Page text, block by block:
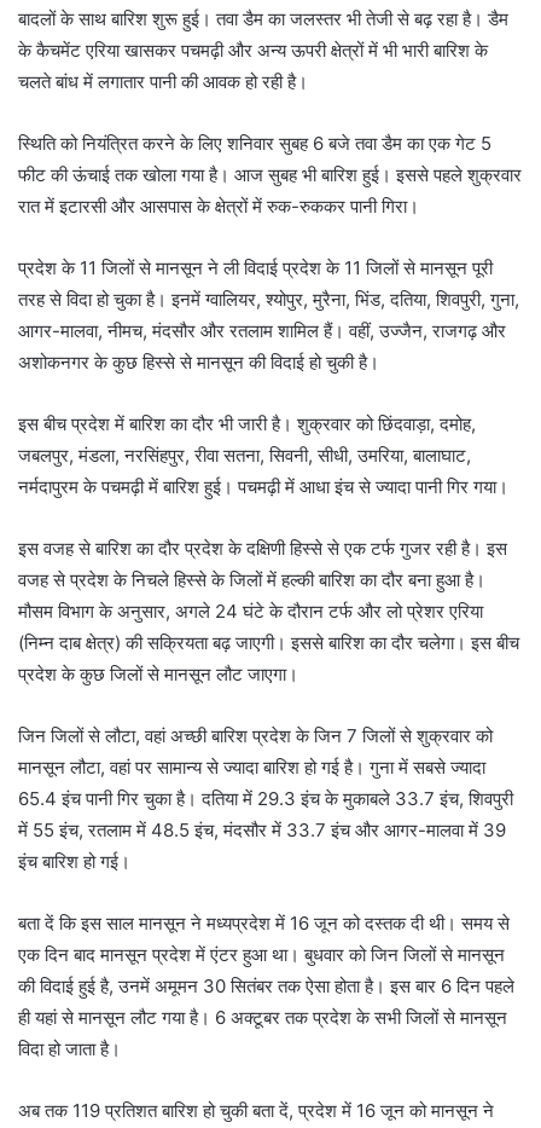
बादलों के साथ बारिश शुरू हुई। तवा डैम का जलस्तर भी तेजी से बढ़ रहा है। डैम
के कैचमेंट एरिया खासकर पचमढ़ी और अन्य ऊपरी क्षेत्रों में भी भारी बारिश के
चलते बांध में लगातार पानी की आवक हो रही है।
स्थिति को नियंत्रित करने के लिए शनिवार सुबह 6 बजे तवा डैम का एक गेट 5
फीट की ऊंचाई तक खोला गया है। आज सुबह भी बारिश हुई। इससे पहले शुक्रवार
रात में इटारसी और आसपास के क्षेत्रों में रुक-रुककर पानी गिरा।
प्रदेश के 11 जिलों से मानसून ने ली विदाई प्रदेश के 11 जिलों से मानसून पूरी
तरह से विदा हो चुका है। इनमें ग्वालियर, श्योपुर, मुरैना, भिंड, दतिया, शिवपुरी, गुना,
आगर-मालवा, नीमच, मंदसौर और रतलाम शामिल हैं। वहीं, उज्जैन, राजगढ़ और
अशोकनगर के कुछ हिस्से से मानसून की विदाई हो चुकी है।
इस बीच प्रदेश में बारिश का दौर भी जारी है। शुक्रवार को छिंदवाड़ा, दमोह,
जबलपुर, मंडला, नरसिंहपुर, रीवा सतना, सिवनी, सीधी, उमरिया, बालाघाट,
नर्मदापुरम के पचमढ़ी में बारिश हुई। पचमढ़ी में आधा इंच से ज्यादा पानी गिर गया।
इस वजह से बारिश का दौर प्रदेश के दक्षिणी हिस्से से एक टर्फ गुजर रही है। इस
वजह से प्रदेश के निचले हिस्से के जिलों में हल्की बारिश का दौर बना हुआ है।
मौसम विभाग के अनुसार, अगले 24 घंटे के दौरान टर्फ और लो प्रेशर एरिया
(निम्न दाब क्षेत्र) की सक्रियता बढ़ जाएगी। इससे बारिश का दौर चलेगा। इस बीच
प्रदेश के कुछ जिलों से मानसून लौट जाएगा।
जिन जिलों से लौटा, वहां अच्छी बारिश प्रदेश के जिन 7 जिलों से शुक्रवार को
मानसून लौटा, वहां पर सामान्य से ज्यादा बारिश हो गई है। गुना में सबसे ज्यादा
65.4 इंच पानी गिर चुका है। दतिया में 29.3 इंच के मुकाबले 33.7 इंच, शिवपुरी
में 55 इंच, रतलाम में 48.5 इंच, मंदसौर में 33.7 इंच और आगर-मालवा में 39
इंच बारिश हो गई।
बता दें कि इस साल मानसून ने मध्यप्रदेश में 16 जून को दस्तक दी थी। समय से
एक दिन बाद मानसून प्रदेश में एंटर हुआ था। बुधवार को जिन जिलों से मानसून
की विदाई हुई है, उनमें अमूमन 30 सितंबर तक ऐसा होता है। इस बार 6 दिन पहले
ही यहां से मानसून लौट गया है। 6 अक्टूबर तक प्रदेश के सभी जिलों से मानसून
विदा हो जाता है।
अब तक 119 प्रतिशत बारिश हो चुकी बता दें, प्रदेश में 16 जून को मानसून ने